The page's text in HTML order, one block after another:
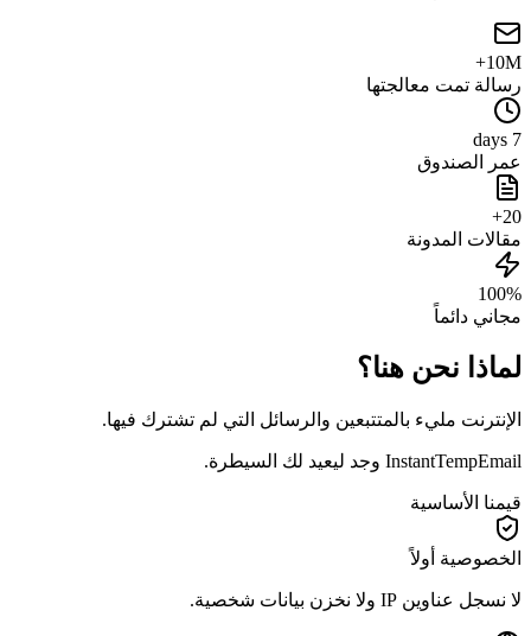
10M+
رسالة تمت معالجتها
7 days
عمر الصندوق
20+
مقالات المدونة
100%
مجاني دائماً
لماذا نحن هنا؟
الإنترنت مليء بالمتتبعين والرسائل التي لم تشترك فيها.
InstantTempEmail وجد ليعيد لك السيطرة.
قيمنا الأساسية
الخصوصية أولاً
لا نسجل عناوين IP ولا نخزن بيانات شخصية.